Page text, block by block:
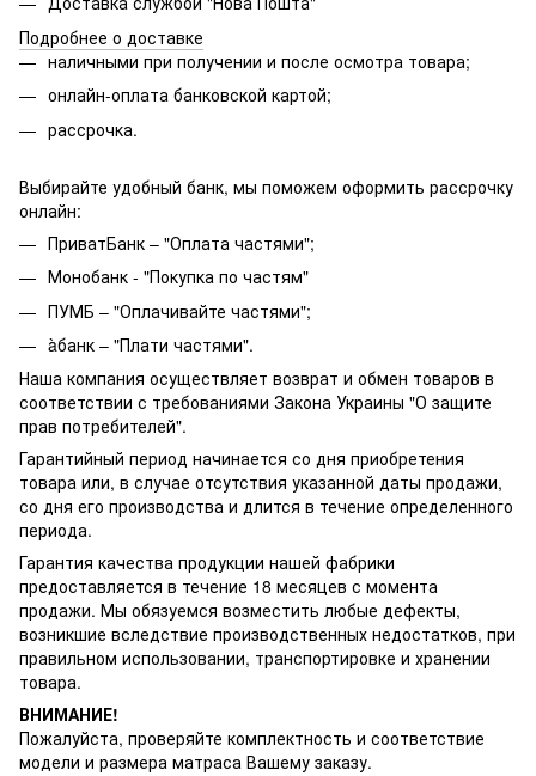
Подробнее о доставке
наличными при получении и после осмотра товара;
онлайн-оплата банковской картой;
рассрочка.
Выбирайте удобный банк, мы поможем оформить рассрочку
онлайн:
ПриватБанк – "Оплата частями";
Монобанк - "Покупка по частям"
ПУМБ – "Оплачивайте частями";
àбанк – "Плати частями".
Наша компания осуществляет возврат и обмен товаров в
соответствии с требованиями Закона Украины "О защите
прав потребителей".
Гарантийный период начинается со дня приобретения
товара или, в случае отсутствия указанной даты продажи,
со дня его производства и длится в течение определенного
периода.
Гарантия качества продукции нашей фабрики
предоставляется в течение 18 месяцев с момента
продажи. Мы обязуемся возместить любые дефекты,
возникшие вследствие производственных недостатков, при
правильном использовании, транспортировке и хранении
товара.
ВНИМАНИЕ!
Пожалуйста, проверяйте комплектность и соответствие
модели и размера матраса Вашему заказу.